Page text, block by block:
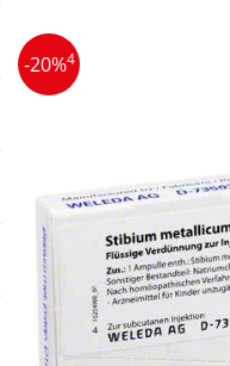
ÜBERSICHT AKTIONEN
Gratis dazu
Neuheiten
Sale
ÜBERSICHT KATEGORIEN
Bio & Genuss
Diabetes
Körperpflege & Kosmetik
-20%4